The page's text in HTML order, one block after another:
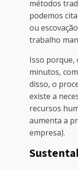
métodos
podemos
ou
trabalho
Isso porque,
minutos,
disso, o
existe a
recursos
aumenta a
empresa).